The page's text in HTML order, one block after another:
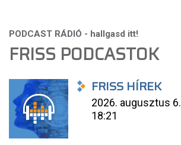
FRISS PODCASTOK
FRISS HÍREK
2026. augusztus 6.
18:21